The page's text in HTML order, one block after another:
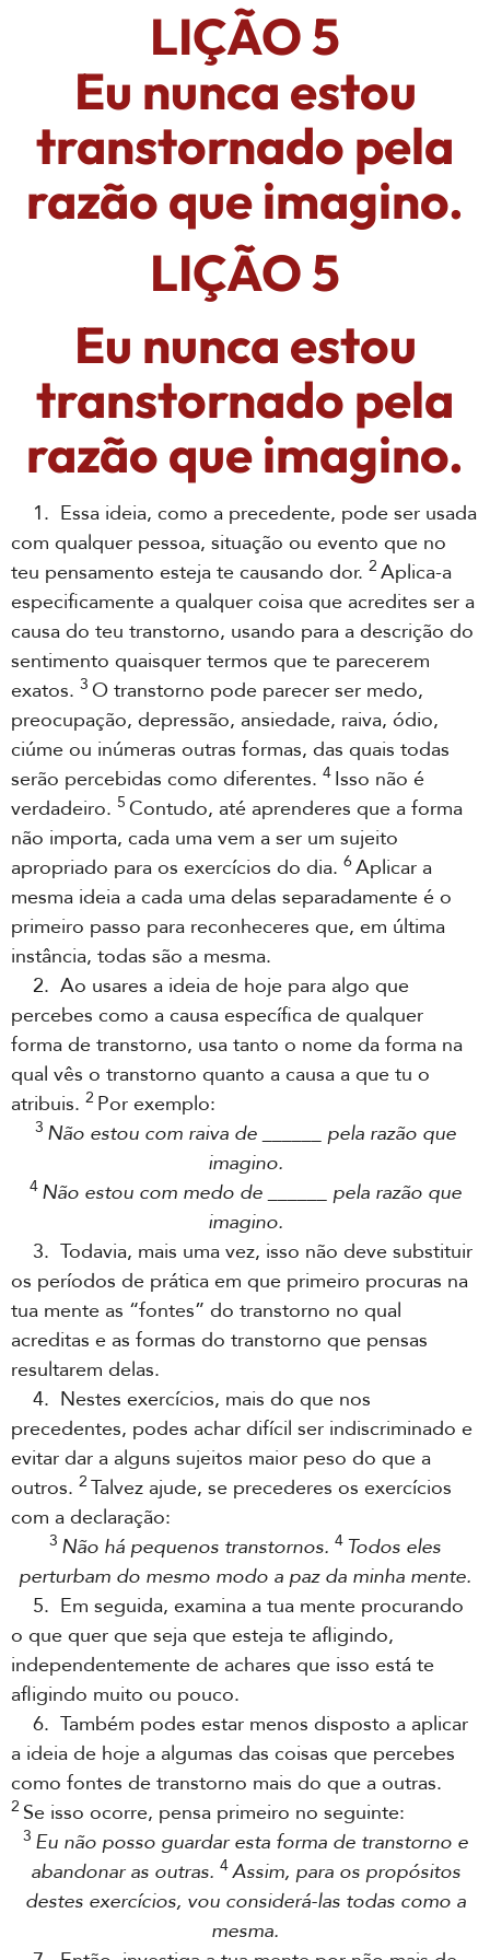
LIÇÃO 5
Eu nunca estou
transtornado pela
razão que imagino.
LIÇÃO 5
Eu nunca estou
transtornado pela
razão que imagino.
1. Essa ideia, como a precedente, pode ser usada
com qualquer pessoa, situação ou evento que no
teu pensamento esteja te causando dor. 2 Aplica-a
especificamente a qualquer coisa que acredites ser a
causa do teu transtorno, usando para a descrição do
sentimento quaisquer termos que te parecerem
exatos. 3 O transtorno pode parecer ser medo,
preocupação, depressão, ansiedade, raiva, ódio,
ciúme ou inúmeras outras formas, das quais todas
serão percebidas como diferentes. 4 Isso não é
verdadeiro. 5 Contudo, até aprenderes que a forma
não importa, cada uma vem a ser um sujeito
apropriado para os exercícios do dia. 6Aplicar a
mesma ideia a cada uma delas separadamente é o
primeiro passo para reconheceres que, em última
instância, todas são a mesma.
2. Ao usares a ideia de hoje para algo que
percebes como a causa específica de qualquer
forma de transtorno, usa tanto o nome da forma na
qual vês o transtorno quanto a causa a que tu o
atribuis. 2 Por exemplo:
3 Não estou com raiva de ______ pela razão que
imagino.
4 Não estou com medo de ______ pela razão que
imagino.
3. Todavia, mais uma vez, isso não deve substituir
os períodos de prática em que primeiro procuras na
tua mente as “fontes” do transtorno no qual
acreditas e as formas do transtorno que pensas
resultarem delas.
4. Nestes exercícios, mais do que nos
precedentes, podes achar difícil ser indiscriminado e
evitar dar a alguns sujeitos maior peso do que a
outros. 2 Talvez ajude, se precederes os exercícios
com a declaração:
3 Não há pequenos transtornos. 4 Todos eles
perturbam do mesmo modo a paz da minha mente.
5. Em seguida, examina a tua mente procurando
o que quer que seja que esteja te afligindo,
independentemente de achares que isso está te
afligindo muito ou pouco.
6. Também podes estar menos disposto a aplicar
a ideia de hoje a algumas das coisas que percebes
como fontes de transtorno mais do que a outras.
2 Se isso ocorre, pensa primeiro no seguinte:
3 Eu não posso guardar esta forma de transtorno e
abandonar as outras. 4Assim, para os propósitos
destes exercícios, vou considerá-las todas como a
mesma.